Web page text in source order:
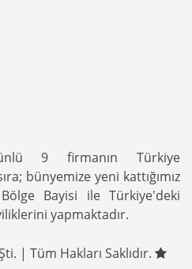
9 firmanın Türkiye
bünyemize yeni kattığımız
Bayisi ile Türkiye'deki
yapmaktadır.
| Tüm Hakları Saklıdır.